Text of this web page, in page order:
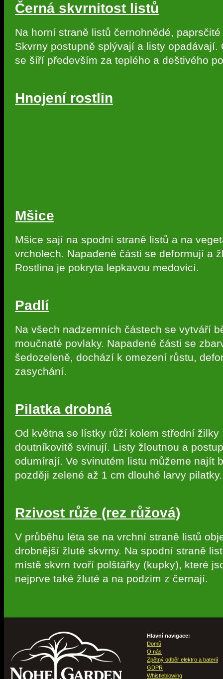
Černá skvrnitost listů
Na horní straně listů černohnědé, paprsčité
Skvrny postupně splývají a listy opadávají.
se šíří především za teplého a deštivého
Hnojení rostlin
Mšice
Mšice sají na spodní straně listů a na
vrcholech. Napadené části se deformují a
Rostlina je pokryta lepkavou medovicí.
Padlí
Na všech nadzemních částech se vytváří
moučnaté povlaky. Napadené části se
šedozeleně, dochází k omezení růstu,
zasychání.
Pilatka drobná
Od května se lístky růží kolem střední žilky
doutníkovitě svinují. Listy žloutnou a
odumírají. Ve svinutém listu můžeme najít
později zelené až 1 cm dlouhé larvy pilatky.
Rzivost růže (rez růžová)
V průběhu léta se na vrchní straně listů
drobnější žluté skvrny. Na spodní straně
místě skvrn tvoří polštářky (kupky), které
nejprve také žluté a na podzim z černají.
Hlavní navigace:
Domů
O nás
Zpětný odběr elektro a baterií
GDPR
Whistleblowing